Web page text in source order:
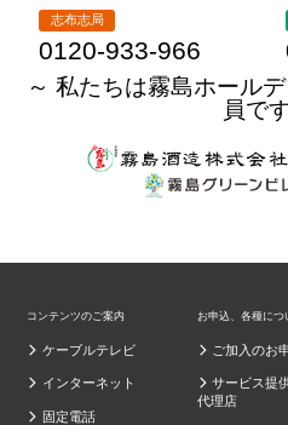
志布志局
0120-933-966
～ 私たちは霧島ホール
員で
コンテンツのご案内
ケーブルテレビ
インターネット
固定電話
お申込、各種につ
ご加入のお
サービス提
代理店